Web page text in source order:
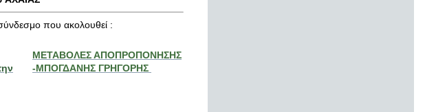
που ακολουθεί :
ΜΕΤΑΒΟΛΕΣ ΑΠΟΠΡΟΠΟΝΗΣΗΣ
-ΜΠΟΓΔΑΝΗΣ ΓΡΗΓΟΡΗΣ